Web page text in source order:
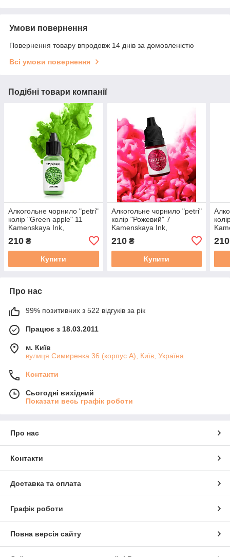
Умови повернення
Повернення товару впродовж 14 днів за домовленістю
Всі умови повернення
Подібні товари компанії
Алкогольне чорнило "petri"
колір "Green apple" 11
Kamenskaya Ink,
210 ₴
Купити
Алкогольне чорнило "petri"
колір "Рожевий" 7
Kamenskaya Ink,
210₴
Купити
210
Про нас
99% позитивних з 522 відгуків за рік
Працює з 18.03.2011
м. Київ
вулиця Симиренка 36 (корпус А), Київ, Україна
Контакти
Сьогодні вихідний
Показати весь графік роботи
Про нас
Контакти
Доставка та оплата
Графік роботи
Повна версія сайту